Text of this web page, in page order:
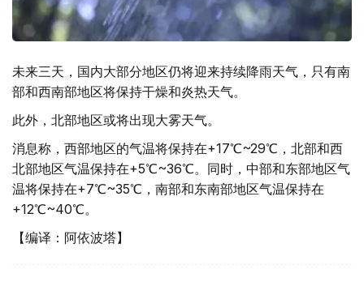
未来三天，国内大部分地区仍将迎来持续降雨天气，只有南
部和西南部地区将保持干燥和炎热天气。
此外，北部地区或将出现大雾天气。
消息称，西部地区的气温将保持在+17℃~29℃，北部和西
北部地区气温保持在+5℃~36℃。同时，中部和东部地区气
温将保持在+7℃~35℃，南部和东南部地区气温保持在
+12℃~40℃。
【编译：阿依波塔】